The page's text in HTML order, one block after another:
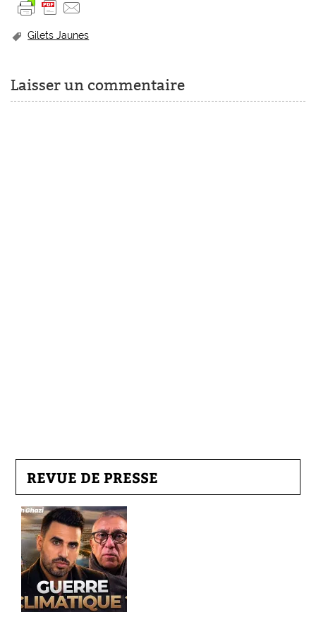
Gilets Jaunes
Laisser un commentaire
REVUE DE PRESSE